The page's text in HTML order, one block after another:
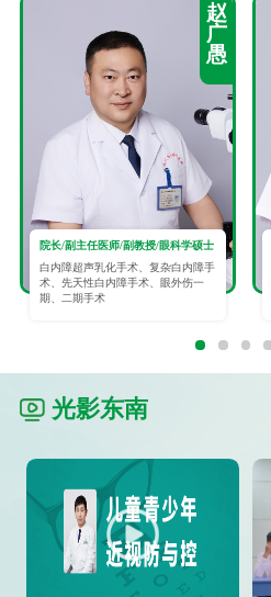
赵
广
愚
院长/副主任医师/副教授/眼科学硕士
白内障超声乳化手术、复杂白内障手
术、先天性白内障手术、眼外伤一
期、二期手术
光影东南